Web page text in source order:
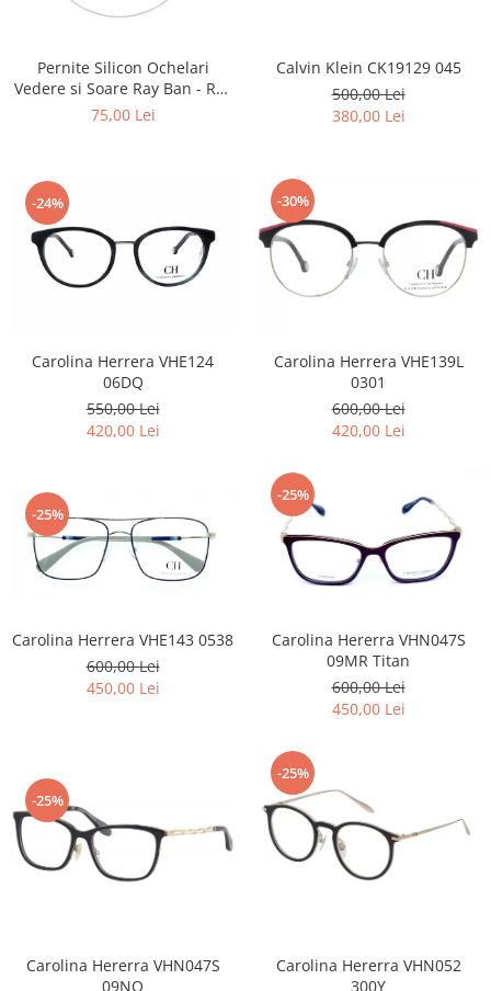
Lentile 1.67
Lentile 1.70
Lentile 1.74
Lentile Heliomate ( Fotocromatice
Lentile De Soare cu Dioptrii sau
Fara
Lentile cu Antireflex
Lentile Prismatice ( Pentru
Lentile destinate Conducatorilor
Butterfly
Supradimensionati
Ovali
Polygonal
Trapez
Material
Titan
Carbon / Metal
Metal ( Aluminum )
Metal + Plastic
Ultem
Carolina Herrera
Cazal
CK
Dunhill
Pernite Silicon Ochelari
Vedere si Soare Ray Ban - Ray
Ban Nose Pads -
75,00 Lei
Calvin Klein CK19129 045
500,00 Lei
380,00 Lei
-24%
Carolina Herrera VHE124
06DQ
550,00 Lei
420,00 Lei
-30%
Carolina Herrera VHE139L
0301
600,00 Lei
420,00 Lei
-25%
Carolina Herrera VHE143 0538
600,00 Lei
450,00 Lei
-25%
Carolina Hererra VHN047S
09MR Titan
600,00 Lei
450,00 Lei
-25%
Carolina Hererra VHN047S
09NQ
-25%
Carolina Hererra VHN052
300Y